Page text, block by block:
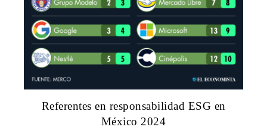
Referentes en responsabilidad ESG en
México 2024